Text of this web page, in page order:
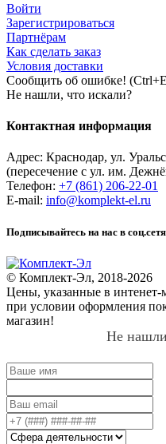
Войти
Зарегистрироваться
Партнёрам
Как сделать заказ
Условия доставки
Сообщить об ошибке!
Не нашли, что искали?
Контактная информация
Адрес: Краснодар, ул.
(пересечение с ул. им.
Телефон: +7 (861) 206-22-01
E-mail: info@komplekt-el.ru
Подписывайтесь на нас в
© Комплект-Эл, 2018-2026
Цены, указанные в интенет-
при условии оформления
магазин!
Не